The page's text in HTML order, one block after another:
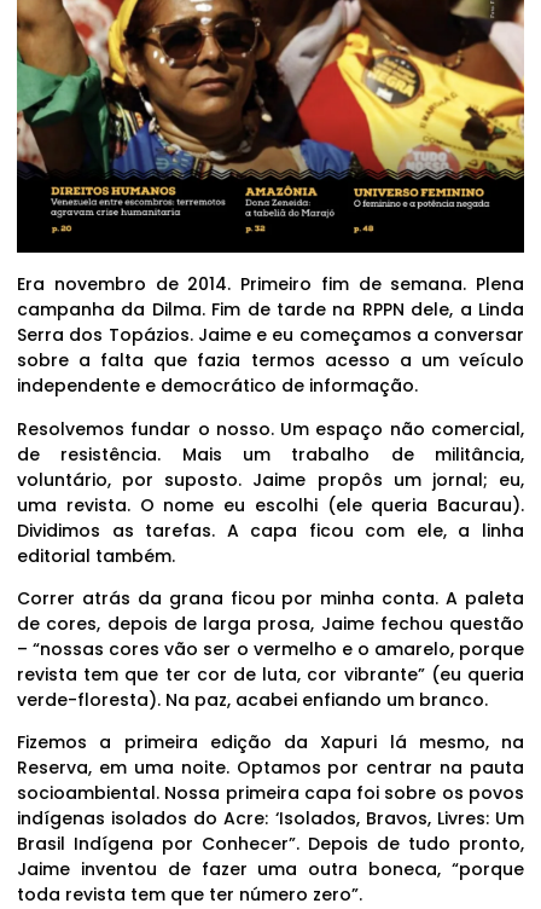
Era novembro de 2014. Primeiro fim de semana. Plena
campanha da Dilma. Fim de tarde na RPPN dele, a Linda
Serra dos Topázios. Jaime e eu começamos a conversar
sobre a falta que fazia termos acesso a um veículo
independente e democrático de informação.
Resolvemos fundar o nosso. Um espaço não comercial,
de resistência. Mais um trabalho de militância,
voluntário, por suposto. Jaime propôs um jornal; eu,
uma revista. O nome eu escolhi (ele queria Bacurau).
Dividimos as tarefas. A capa ficou com ele, a linha
editorial também.
Correr atrás da grana ficou por minha conta. A paleta
de cores, depois de larga prosa, Jaime fechou questão
– “nossas cores vão ser o vermelho e o amarelo, porque
revista tem que ter cor de luta, cor vibrante” (eu queria
verde-floresta). Na paz, acabei enfiando um branco.
Fizemos a primeira edição da Xapuri lá mesmo, na
Reserva, em uma noite. Optamos por centrar na pauta
socioambiental. Nossa primeira capa foi sobre os povos
indígenas isolados do Acre: ‘Isolados, Bravos, Livres: Um
Brasil Indígena por Conhecer”. Depois de tudo pronto,
Jaime inventou de fazer uma outra boneca, “porque
toda revista tem que ter número zero”.